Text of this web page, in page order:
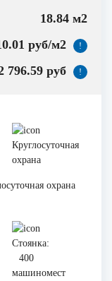
18.84 м2
руб/м2
!
796.59 руб !
охрана